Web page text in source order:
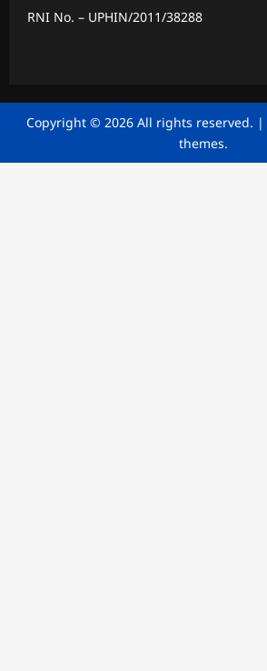
RNI No. – UPHIN/2011/38288
Copyright © 2026 All rights reserved. |
themes.